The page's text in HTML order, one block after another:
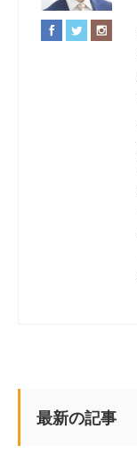
最新の記事